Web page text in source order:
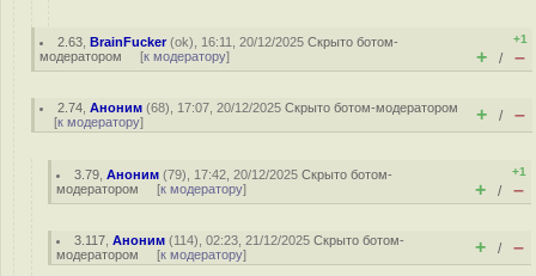
2.63 ,BrainFucker(ok), 16:11, 20/12/2025Скрыто ботом-
модератором [к модератору]
+1
+ / –
2.74 ,Аноним (68), 17:07, 20/12/2025Скрыто ботом-модератором
[к модератору] + / –
3.79 ,Аноним (79), 17:42, 20/12/2025Скрыто ботом-
модератором [к модератору]
+1
+ / –
3.117 ,Аноним (114), 02:23, 21/12/2025Скрыто ботом-
модератором [к модератору] + / –